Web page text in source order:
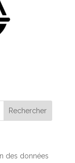
des données